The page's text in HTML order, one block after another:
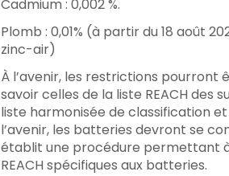
Cadmium : 0,002 %.
Plomb : 0,01% (à partir du 18 août
zinc-air)
À l’avenir, les restrictions
savoir celles de la liste REACH
liste harmonisée de classification
l’avenir, les batteries devront se
établit une procédure permettant
REACH spécifiques aux batteries.